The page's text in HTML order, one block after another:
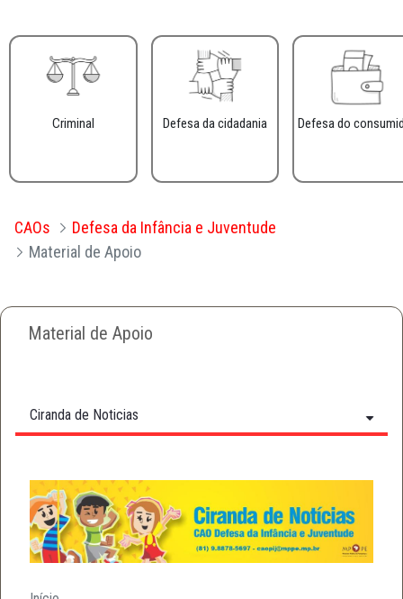
Criminal Defesa da cidadania Defesa do
CAOs
Defesa da Infância e Juventude
Material de Apoio
Material de Apoio
Ciranda de Noticias